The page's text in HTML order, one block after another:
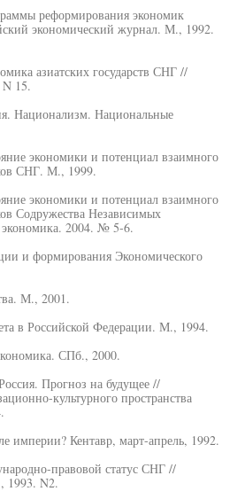
реформирования экономик
экономический журнал. М., 1992.
азиатских государств СНГ //
15.
Национализм. Национальные
экономики и потенциал взаимного
СНГ. М., 1999.
экономики и потенциал взаимного
Содружества Независимых
экономика. 2004. № 5-6.
и формирования Экономического
М., 2001.
в Российской Федерации. М., 1994.
СПб., 2000.
Прогноз на будущее //
культурного пространства
империи? Кентавр, март-апрель, 1992.
правовой статус СНГ //
1993. N2.